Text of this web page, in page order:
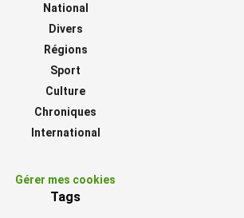
National
Divers
Régions
Sport
Culture
Chroniques
International
Gérer mes cookies
Tags